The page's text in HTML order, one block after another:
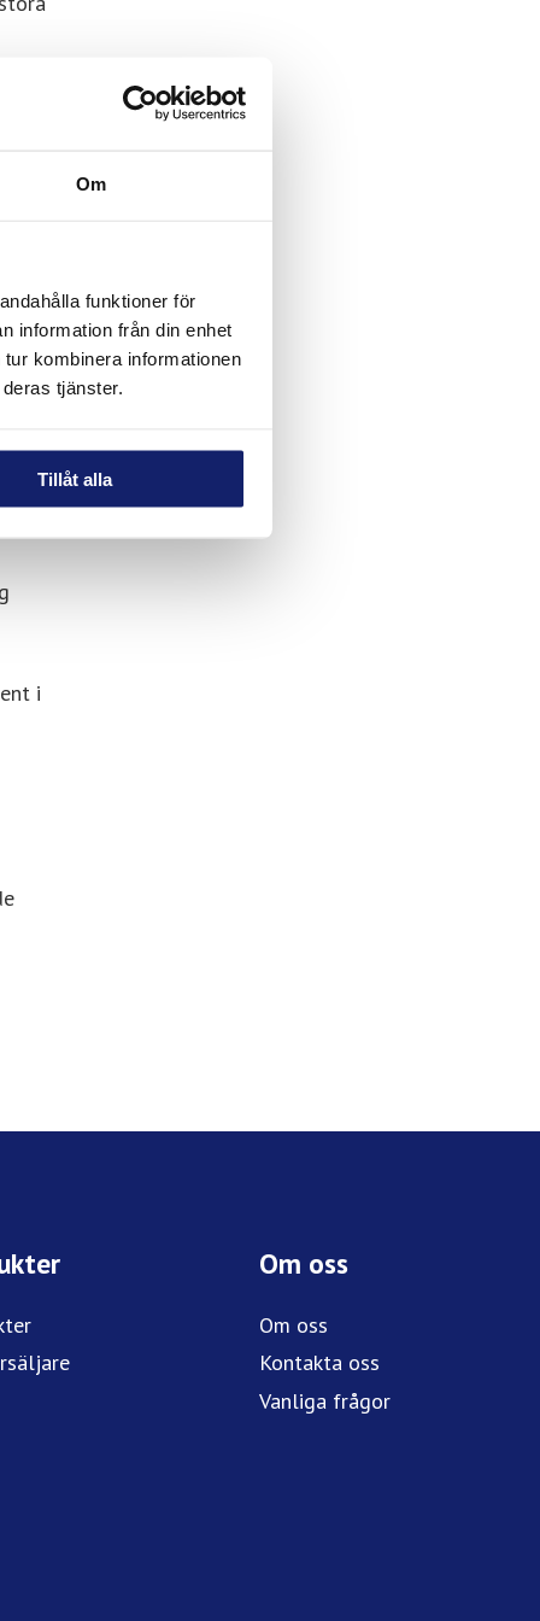
Om
funktioner för
information från din enhet
kombinera informationen
tjänster.
Tillåt alla
i
Om oss
Om oss
Kontakta oss
Vanliga frågor